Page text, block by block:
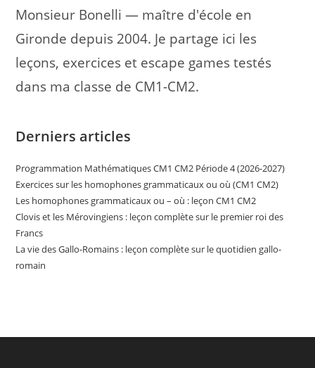
Monsieur Bonelli — maître d'école en
Gironde depuis 2004. Je partage ici les
leçons, exercices et escape games testés
dans ma classe de CM1-CM2.
Derniers articles
Programmation Mathématiques CM1 CM2 Période 4 (2026-2027)
Exercices sur les homophones grammaticaux ou où (CM1 CM2)
Les homophones grammaticaux ou – où : leçon CM1 CM2
Clovis et les Mérovingiens : leçon complète sur le premier roi des
Francs
La vie des Gallo-Romains : leçon complète sur le quotidien gallo-
romain